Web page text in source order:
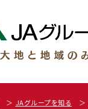
JAグループを知る